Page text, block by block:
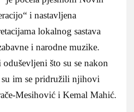
i nastavljena
lokalnog sastava
i narodne muzike.
što su se nakon
su im se pridružili njihovi
Mesihović i Kemal Mahić.